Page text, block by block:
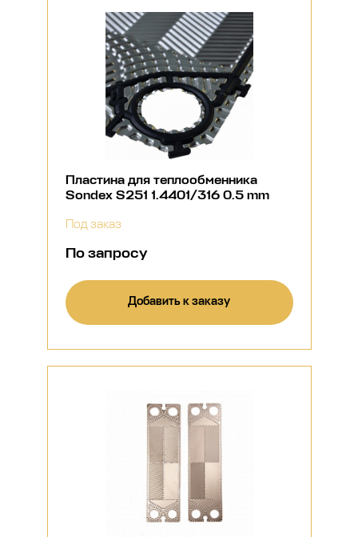
Пластина для теплообменника
Sondex S251 1.4401/316 0.5 mm
Под заказ
По запросу
Добавить к заказу